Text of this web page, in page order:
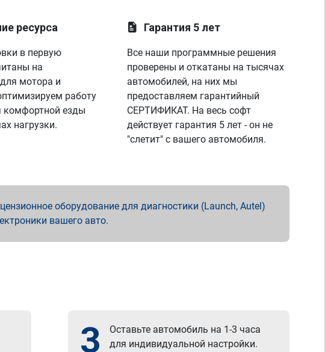
ресурса
в первую
на
мотора и
работу
комфортной езды
нагрузки.
Гарантия 5 лет
Все наши программные решения
проверены и откатаны на тысячах
автомобилей, на них мы
предоставляем гарантийный
СЕРТИФИКАТ. На весь софт
действует гарантия 5 лет - он не
"слетит" с вашего автомобиля.
оборудование для диагностики (Launch, Autel)
вашего авто.
3
Оставьте автомобиль на 1-3 часа
для индивидуальной настройки.